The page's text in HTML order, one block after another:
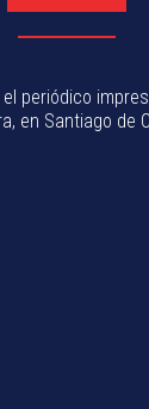
el periódico
en Santiago de